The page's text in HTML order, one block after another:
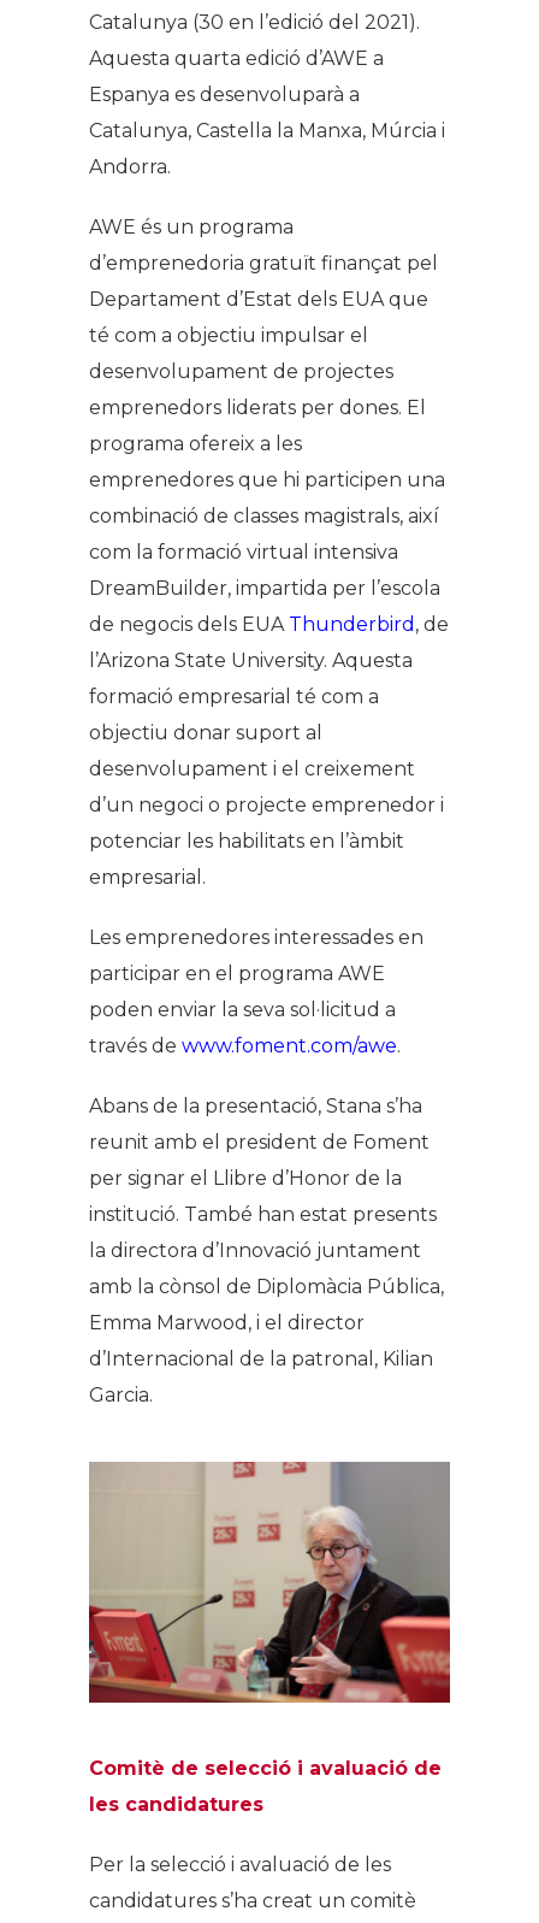
Catalunya (30 en l’edició del 2021).
Aquesta quarta edició d’AWE a
Espanya es desenvoluparà a
Catalunya, Castella la Manxa, Múrcia i
Andorra.
AWE és un programa
d’emprenedoria gratuït finançat pel
Departament d’Estat dels EUA que
té com a objectiu impulsar el
desenvolupament de projectes
emprenedors liderats per dones. El
programa ofereix a les
emprenedores que hi participen una
combinació de classes magistrals, així
com la formació virtual intensiva
DreamBuilder, impartida per l’escola
de negocis dels EUA Thunderbird , de
l’Arizona State University. Aquesta
formació empresarial té com a
objectiu donar suport al
desenvolupament i el creixement
d’un negoci o projecte emprenedor i
potenciar les habilitats en l’àmbit
empresarial.
Les emprenedores interessades en
participar en el programa AWE
poden enviar la seva sol·licitud a
través de www.foment.com/awe.
Abans de la presentació, Stana s’ha
reunit amb el president de Foment
per signar el Llibre d’Honor de la
institució. També han estat presents
la directora d’Innovació juntament
amb la cònsol de Diplomàcia Pública,
Emma Marwood, i el director
d’Internacional de la patronal, Kilian
Garcia.
Comitè de selecció i avaluació de
les candidatures
Per la selecció i avaluació de les
candidatures s’ha creat un comitè